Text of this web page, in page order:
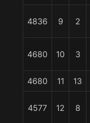
4836 9 2
4680 10 3
4680 11 13
4577 12 8